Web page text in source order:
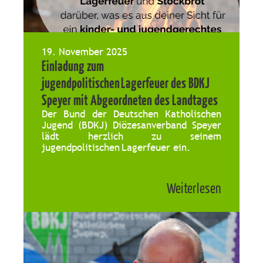
19. November 2025
Einladung zum
jugendpolitischen Lagerfeuer des BDKJ
Speyer mit Abgeordneten des Landtages
Der Bund der Deutschen Katholischen
Jugend (BDKJ) Diözesanverband Speyer
lädt herzlich zu seinem
jugendpolitischen Lagerfeuer ein.
Weiterlesen